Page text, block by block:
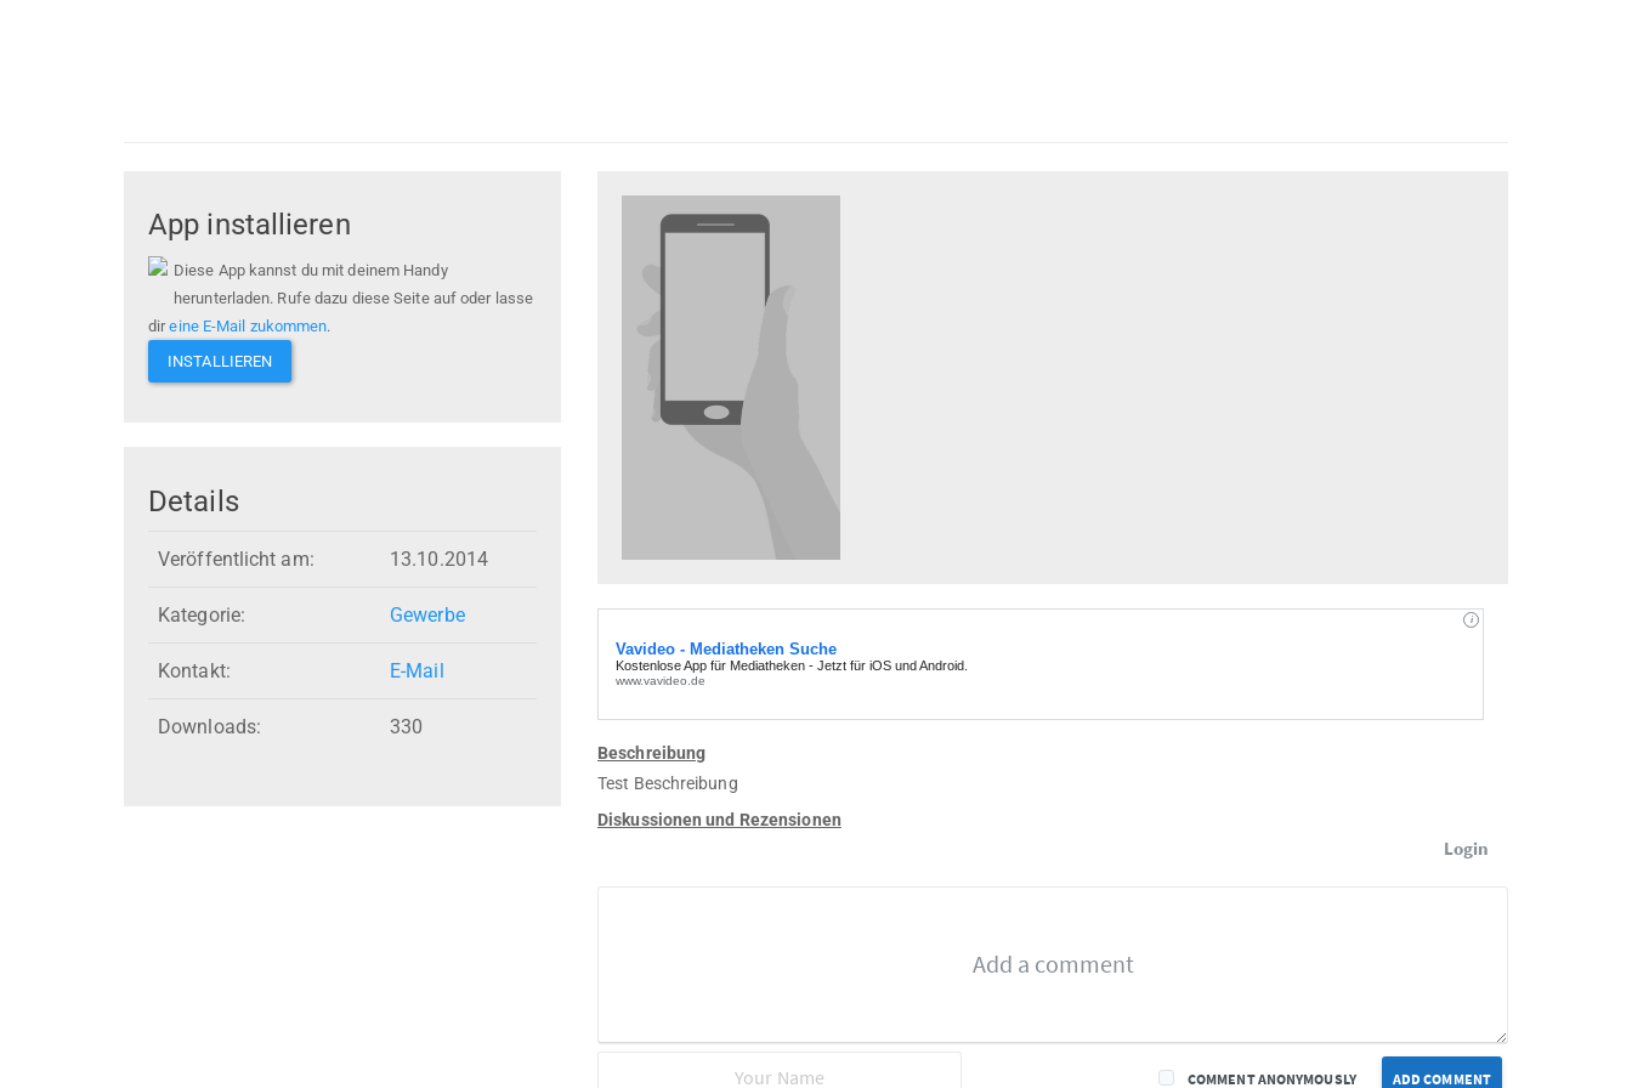
App installieren
Diese App kannst du mit deinem Handy
herunterladen. Rufe dazu diese Seite auf oder lasse
direine E-Mail zukommen.
INSTALLIEREN
Details
Veröffentlicht am: 13.10.2014
Kategorie: Gewerbe
Kontakt: E-Mail
Downloads: 330
Beschreibung
Test Beschreibung
Diskussionen und Rezensionen
Login
ADD COMMENT
COMMENT ANONYMOUSLY